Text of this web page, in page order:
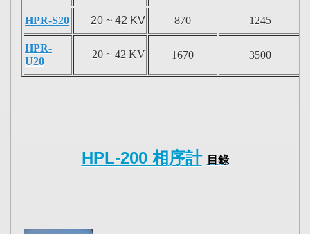
HPR-S20 20 ~ 42 KV 870 1245
HPR-
U20
20 ~ 42 KV 1670 3500
HPL-200 相序計 目錄